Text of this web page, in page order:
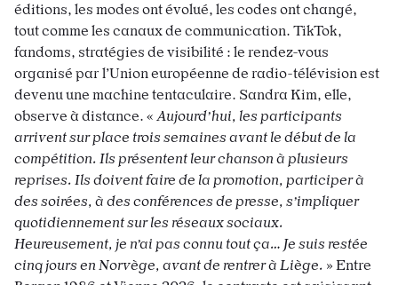
éditions, les modes ont évolué, les codes ont changé,
tout comme les canaux de communication. TikTok,
fandoms, stratégies de visibilité : le rendez-vous
organisé par l’Union européenne de radio-télévision est
devenu une machine tentaculaire. Sandra Kim, elle,
observe à distance. « Aujourd’hui, les participants
arrivent sur place trois semaines avant le début de la
compétition. Ils présentent leur chanson à plusieurs
reprises. Ils doivent faire de la promotion, participer à
des soirées, à des conférences de presse, s’impliquer
quotidiennement sur les réseaux sociaux.
Heureusement, je n’ai pas connu tout ça… Je suis restée
cinq jours en Norvège, avant de rentrer à Liège. » Entre